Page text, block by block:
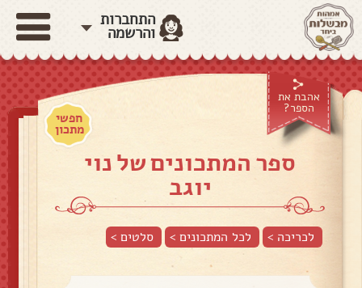
התחברות
והרשמה
אהבת את
הספר?
חפשי
מתכון
ספר המתכונים של נוי
יוגב
לכריכה > לכל המתכונים > סלטים>